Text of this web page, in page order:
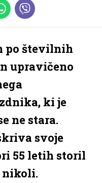
po številnih
upravičeno
ki je
ne stara.
svoje
55 letih storil
nikoli.